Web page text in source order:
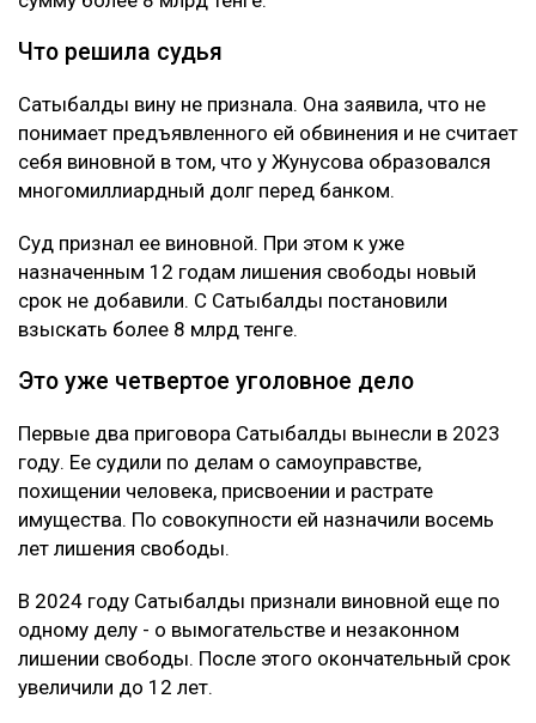
Что решила судья
Сатыбалды вину не признала. Она заявила, что не
понимает предъявленного ей обвинения и не считает
себя виновной в том, что у Жунусова образовался
многомиллиардный долг перед банком.
Суд признал ее виновной. При этом к уже
назначенным 12 годам лишения свободы новый
срок не добавили. С Сатыбалды постановили
взыскать более 8 млрд тенге.
Это уже четвертое уголовное дело
Первые два приговора Сатыбалды вынесли в 2023
году. Ее судили по делам о самоуправстве,
похищении человека, присвоении и растрате
имущества. По совокупности ей назначили восемь
лет лишения свободы.
В 2024 году Сатыбалды признали виновной еще по
одному делу - о вымогательстве и незаконном
лишении свободы. После этого окончательный срок
увеличили до 12 лет.